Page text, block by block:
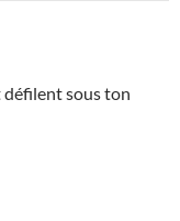
défilent sous ton